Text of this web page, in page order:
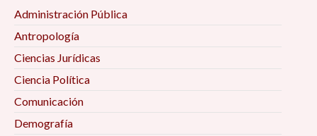
La filosofía de las ciencias sociales 10:00 am
Mujeres, vejez y envejecimiento desde algunas
Digital 10:00 am
Administración Pública
Antropología
Ciencias Jurídicas
Ciencia Política
Comunicación
Demografía